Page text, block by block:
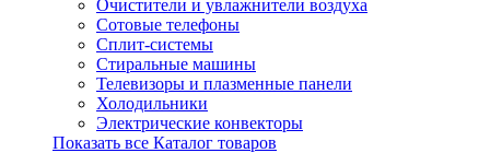
Очистители и увлажнители воздуха
Сотовые телефоны
Сплит-системы
Стиральные машины
Телевизоры и плазменные панели
Холодильники
Электрические конвекторы
Показать все Каталог товаров